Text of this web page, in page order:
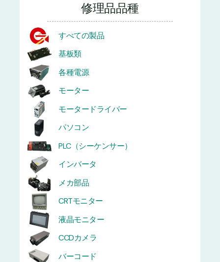
修理品品種
すべての製品
基板類
各種電源
モーター
モータードライバー
パソコン
PLC（シーケンサー）
インバータ
メカ部品
CRTモニター
液晶モニター
CCDカメラ
バーコード